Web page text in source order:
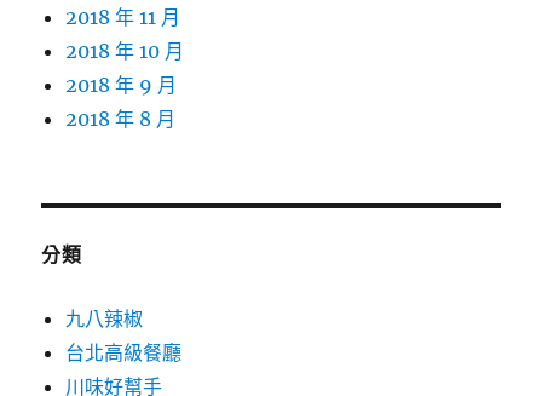
2018 年 11 月
2018 年 10 月
2018 年 9 月
2018 年 8 月
分類
九八辣椒
台北高級餐廳
川味好幫手